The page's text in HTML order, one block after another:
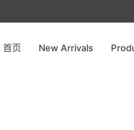
首页 New Arrivals